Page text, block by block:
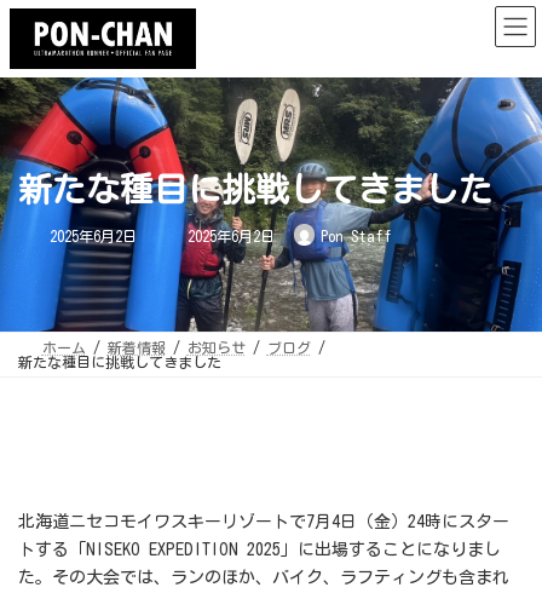
コ
ツ
へ
ス
キ
プ
ナ
シ
ョ
ン
に
動
新たな種目に挑戦してきました
2025年6月2日
最
終
更
新
日
時
:
2025年6月2日 Pon Staff
ホーム 新着情報 お知らせ
ブログ
新たな種目に挑戦してきました
北海道ニセコモイワスキーリゾートで7月4日（金）24時にスター
トする「NISEKO EXPEDITION 2025」に出場することになりまし
た。その大会では、ランのほか、バイク、ラフティングも含まれ